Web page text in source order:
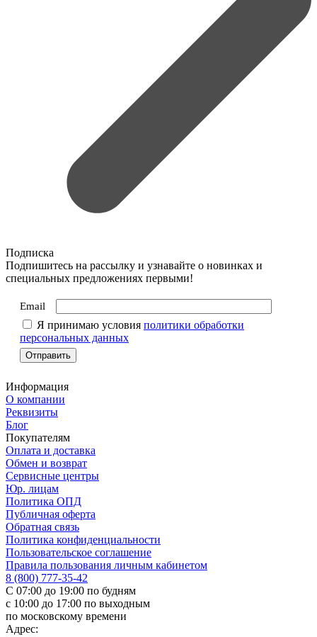
Подписка
Подпишитесь на рассылку и узнавайте о новинках и
специальных предложениях первыми!
Email
Я принимаю условия политики обработки
персональных данных
Информация
О компании
Реквизиты
Блог
Покупателям
Оплата и доставка
Обмен и возврат
Сервисные центры
Юр. лицам
Политика ОПД
Публичная оферта
Обратная связь
Политика конфиденциальности
Пользовательское соглашение
Правила пользования личным кабинетом
8 (800) 777-35-42
С 07:00 до 19:00 по будням
с 10:00 до 17:00 по выходным
по московскому времени
Адрес: